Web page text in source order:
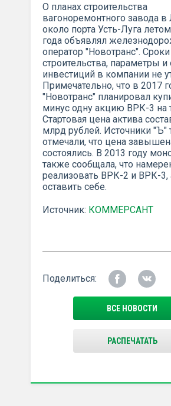
О планах строительства
вагоноремонтного завода в
около порта Усть-Луга
года объявлял
оператор "Новотранс". Сроки
строительства, параметры
инвестиций в компании не
Примечательно, что в 2017
"Новотранс" планировал
минус одну акцию ВРК-3 на
Стартовая цена актива
млрд рублей. Источники "Ъ"
отмечали, что цена
состоялись. В 2013 году
также сообщала, что
реализовать ВРК-2 и ВРК-3,
оставить себе.
Источник: КОММЕРСАНТ
Поделиться:
ВСЕ НОВОСТИ
РАСПЕЧАТАТЬ